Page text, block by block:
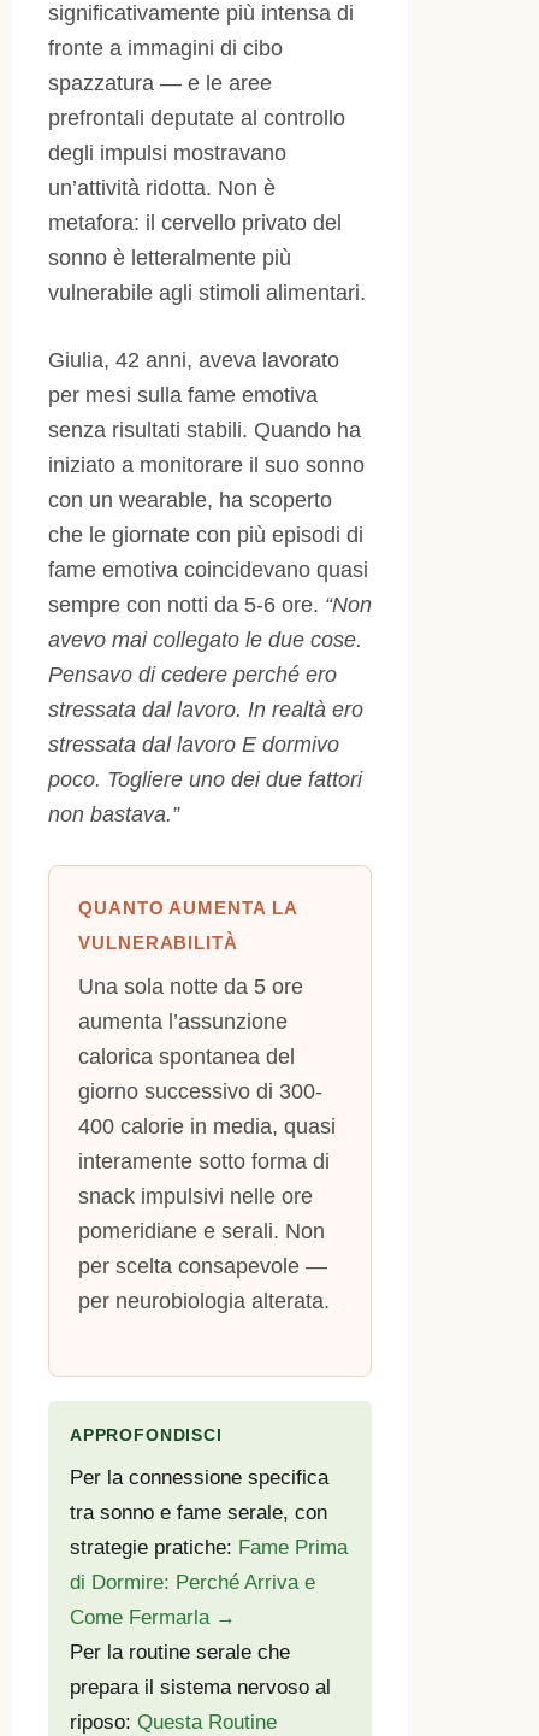
significativamente più intensa di
fronte a immagini di cibo
spazzatura — e le aree
prefrontali deputate al controllo
degli impulsi mostravano
un’attività ridotta. Non è
metafora: il cervello privato del
sonno è letteralmente più
vulnerabile agli stimoli alimentari.
Giulia, 42 anni, aveva lavorato
per mesi sulla fame emotiva
senza risultati stabili. Quando ha
iniziato a monitorare il suo sonno
con un wearable, ha scoperto
che le giornate con più episodi di
fame emotiva coincidevano quasi
sempre con notti da 5-6 ore. “Non
avevo mai collegato le due cose.
Pensavo di cedere perché ero
stressata dal lavoro. In realtà ero
stressata dal lavoro E dormivo
poco. Togliere uno dei due fattori
non bastava.”
QUANTO AUMENTA LA
VULNERABILITÀ
Una sola notte da 5 ore
aumenta l’assunzione
calorica spontanea del
giorno successivo di 300-
400 calorie in media, quasi
interamente sotto forma di
snack impulsivi nelle ore
pomeridiane e serali. Non
per scelta consapevole —
per neurobiologia alterata.
APPROFONDISCI
Per la connessione specifica
tra sonno e fame serale, con
strategie pratiche: Fame Prima
di Dormire: Perché Arriva e
Come Fermarla →
Per la routine serale che
prepara il sistema nervoso al
riposo: Questa Routine